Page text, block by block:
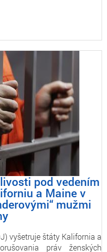
pod vedením
a Maine v
mužmi
vyšetruje štáty Kalifornia a
práv ženských